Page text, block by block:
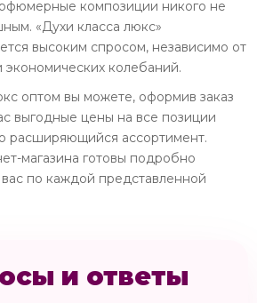
композиции никого не
«Духи класса люкс»
высоким спросом, независимо от
колебаний.
оптом вы можете, оформив заказ
выгодные цены на все позиции
расширяющийся ассортимент.
магазина готовы подробно
вас по каждой представленной
и ответы